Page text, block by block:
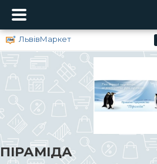
ЛьвівМаркет
ПІРАМІДА